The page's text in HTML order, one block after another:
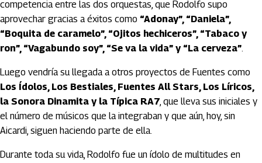
competencia entre las dos orquestas, que Rodolfo supo
aprovechar gracias a éxitos como “Adonay”, “Daniela”,
“Boquita de caramelo”, “Ojitos hechiceros”, “Tabaco y
ron”, “Vagabundo soy”, “Se va la vida” y “La cerveza”.
Luego vendría su llegada a otros proyectos de Fuentes como
Los Ídolos, Los Bestiales, Fuentes All Stars, Los Líricos,
la Sonora Dinamita y la Típica RA7, que lleva sus iniciales y
el número de músicos que la integraban y que aún, hoy, sin
Aicardi, siguen haciendo parte de ella.
Durante toda su vida, Rodolfo fue un ídolo de multitudes en